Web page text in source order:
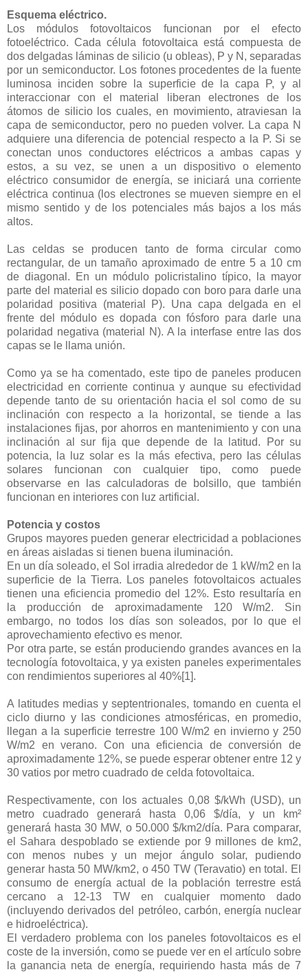
Esquema eléctrico.
Los módulos fotovoltaicos funcionan por el efecto
fotoeléctrico. Cada célula fotovoltaica está compuesta de
dos delgadas láminas de silicio (u obleas), P y N, separadas
por un semiconductor. Los fotones procedentes de la fuente
luminosa inciden sobre la superficie de la capa P, y al
interaccionar con el material liberan electrones de los
átomos de silicio los cuales, en movimiento, atraviesan la
capa de semiconductor, pero no pueden volver. La capa N
adquiere una diferencia de potencial respecto a la P. Si se
conectan unos conductores eléctricos a ambas capas y
estos, a su vez, se unen a un dispositivo o elemento
eléctrico consumidor de energía, se iniciará una corriente
eléctrica continua (los electrones se mueven siempre en el
mismo sentido y de los potenciales más bajos a los más
altos.
Las celdas se producen tanto de forma circular como
rectangular, de un tamaño aproximado de entre 5 a 10 cm
de diagonal. En un módulo policristalino típico, la mayor
parte del material es silicio dopado con boro para darle una
polaridad positiva (material P). Una capa delgada en el
frente del módulo es dopada con fósforo para darle una
polaridad negativa (material N). A la interfase entre las dos
capas se le llama unión.
Como ya se ha comentado, este tipo de paneles producen
electricidad en corriente continua y aunque su efectividad
depende tanto de su orientación hacia el sol como de su
inclinación con respecto a la horizontal, se tiende a las
instalaciones fijas, por ahorros en mantenimiento y con una
inclinación al sur fija que depende de la latitud. Por su
potencia, la luz solar es la más efectiva, pero las células
solares funcionan con cualquier tipo, como puede
observarse en las calculadoras de bolsillo, que también
funcionan en interiores con luz artificial.
Potencia y costos
Grupos mayores pueden generar electricidad a poblaciones
en áreas aisladas si tienen buena iluminación.
En un día soleado, el Sol irradia alrededor de 1 kW/m2 en la
superficie de la Tierra. Los paneles fotovoltaicos actuales
tienen una eficiencia promedio del 12%. Esto resultaría en
la producción de aproximadamente 120 W/m2. Sin
embargo, no todos los días son soleados, por lo que el
aprovechamiento efectivo es menor.
Por otra parte, se están produciendo grandes avances en la
tecnología fotovoltaica, y ya existen paneles experimentales
con rendimientos superiores al 40%[1].
A latitudes medias y septentrionales, tomando en cuenta el
ciclo diurno y las condiciones atmosféricas, en promedio,
llegan a la superficie terrestre 100 W/m2 en invierno y 250
W/m2 en verano. Con una eficiencia de conversión de
aproximadamente 12%, se puede esperar obtener entre 12 y
30 vatios por metro cuadrado de celda fotovoltaica.
Respectivamente, con los actuales 0,08 $/kWh (USD), un
metro cuadrado generará hasta 0,06 $/día, y un km²
generará hasta 30 MW, o 50.000 $/km2/día. Para comparar,
el Sahara despoblado se extiende por 9 millones de km2,
con menos nubes y un mejor ángulo solar, pudiendo
generar hasta 50 MW/km2, o 450 TW (Teravatio) en total. El
consumo de energía actual de la población terrestre está
cercano a 12-13 TW en cualquier momento dado
(incluyendo derivados del petróleo, carbón, energía nuclear
e hidroeléctrica).
El verdadero problema con los paneles fotovoltaicos es el
coste de la inversión, como se puede ver en el artículo sobre
la ganancia neta de energía, requiriendo hasta más de 7